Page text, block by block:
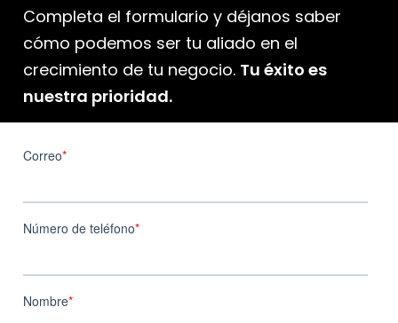
Completa el formulario y déjanos saber
cómo podemos ser tu aliado en el
crecimiento de tu negocio. Tu éxito es
nuestra prioridad.